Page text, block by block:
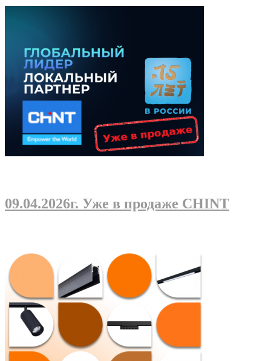
09.04.2026г. Уже в продаже CHINT